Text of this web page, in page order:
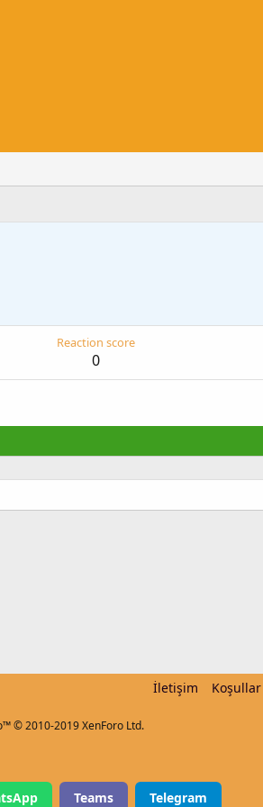
Reaction score
0
İletişim Koşullar
© 2010-2019 XenForo Ltd.
Teams Telegram